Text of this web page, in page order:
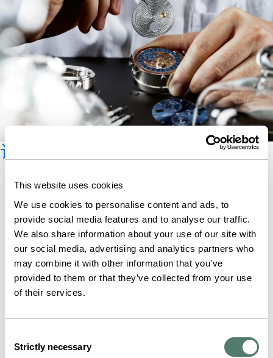
This website uses cookies
We use cookies to personalise content and ads, to
provide social media features and to analyse our traffic.
We also share information about your use of our site with
our social media, advertising and analytics partners who
may combine it with other information that you’ve
provided to them or that they’ve collected from your use
of their services.
Selection
Strictly necessary
订阅时事新闻